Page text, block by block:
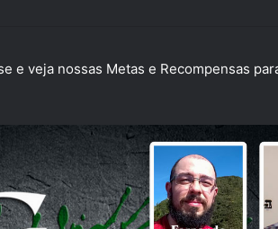
e veja nossas Metas e Recompensas